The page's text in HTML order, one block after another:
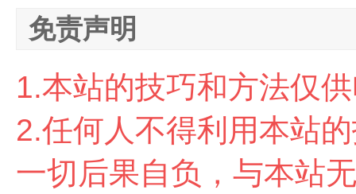
免责声明
1.本站的技巧和方法仅
2.任何人不得利用本站
一切后果自负，与本站